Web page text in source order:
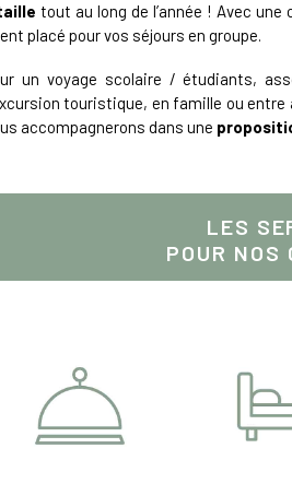
tout au long de l’année ! Avec
placé pour vos séjours en groupe.
un voyage scolaire / étudiants,
touristique, en famille ou
accompagnerons dans une
LES
POUR NOS